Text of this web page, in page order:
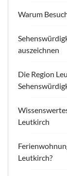
Warum
auszeichnen
Die Region
Leutkirch
Leutkirch?